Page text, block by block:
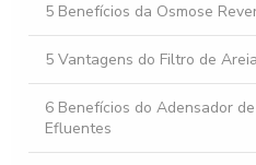
5 Benefícios da Osmose
5 Vantagens do Filtro de
6 Benefícios do Adensador
Efluentes